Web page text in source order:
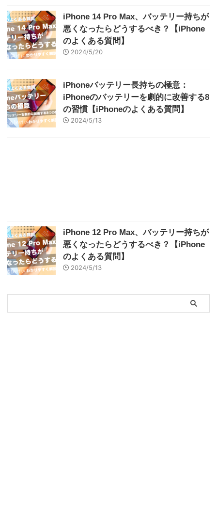
iPhone 14 Pro Max、バッテリー持ちが
悪くなったらどうするべき？【iPhone
のよくある質問】
2024/5/20
iPhoneバッテリー長持ちの極意：
iPhoneのバッテリーを劇的に改善する8
の習慣【iPhoneのよくある質問】
2024/5/13
iPhone 12 Pro Max、バッテリー持ちが
悪くなったらどうするべき？【iPhone
のよくある質問】
2024/5/13